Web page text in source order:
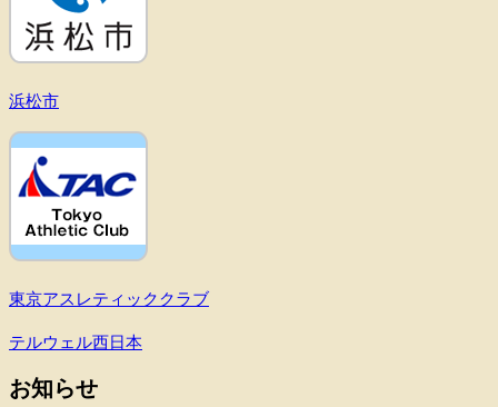
浜松市
東京アスレティッククラブ
テルウェル西日本
お知らせ